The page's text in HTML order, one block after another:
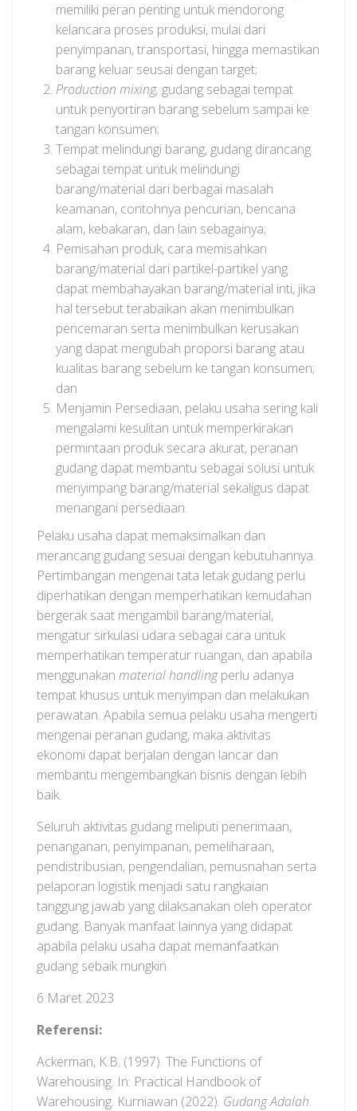
memiliki peran penting untuk mendorong
kelancara proses produksi, mulai dari
penyimpanan, transportasi, hingga memastikan
barang keluar seusai dengan target;
Production mixing, gudang sebagai tempat
untuk penyortiran barang sebelum sampai ke
tangan konsumen;
Tempat melindungi barang, gudang dirancang
sebagai tempat untuk melindungi
barang/material dari berbagai masalah
keamanan, contohnya pencurian, bencana
alam, kebakaran, dan lain sebagainya;
Pemisahan produk, cara memisahkan
barang/material dari partikel-partikel yang
dapat membahayakan barang/material inti, jika
hal tersebut terabaikan akan menimbulkan
pencemaran serta menimbulkan kerusakan
yang dapat mengubah proporsi barang atau
kualitas barang sebelum ke tangan konsumen;
dan
Menjamin Persediaan, pelaku usaha sering kali
mengalami kesulitan untuk memperkirakan
permintaan produk secara akurat, peranan
gudang dapat membantu sebagai solusi untuk
menyimpang barang/material sekaligus dapat
menangani persediaan.
Pelaku usaha dapat memaksimalkan dan
merancang gudang sesuai dengan kebutuhannya.
Pertimbangan mengenai tata letak gudang perlu
diperhatikan dengan memperhatikan kemudahan
bergerak saat mengambil barang/material,
mengatur sirkulasi udara sebagai cara untuk
memperhatikan temperatur ruangan, dan apabila
menggunakan material handlingperlu adanya
tempat khusus untuk menyimpan dan melakukan
perawatan. Apabila semua pelaku usaha mengerti
mengenai peranan gudang, maka aktivitas
ekonomi dapat berjalan dengan lancar dan
membantu mengembangkan bisnis dengan lebih
baik.
Seluruh aktivitas gudang meliputi penerimaan,
penanganan, penyimpanan, pemeliharaan,
pendistribusian, pengendalian, pemusnahan serta
pelaporan logistik menjadi satu rangkaian
tanggung jawab yang dilaksanakan oleh operator
gudang. Banyak manfaat lainnya yang didapat
apabila pelaku usaha dapat memanfaatkan
gudang sebaik mungkin.
6 Maret 2023
Referensi:
Ackerman, K.B. (1997). The Functions of
Warehousing. In: Practical Handbook of
Warehousing. Kurniawan (2022). Gudang Adalah.